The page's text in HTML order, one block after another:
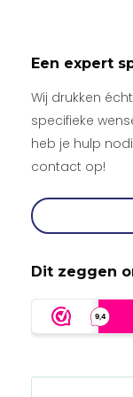
Een expert
Wij drukken
specifieke
heb je hulp
contact op!
Dit zeggen